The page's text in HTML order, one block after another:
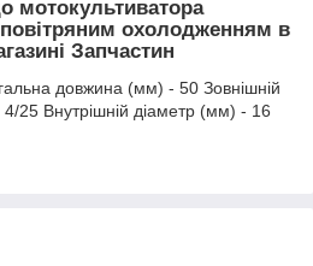
мотокультиватора
охолодженням в
Запчастин
довжина (мм) - 50 Зовнішній
25 Внутрішній діаметр (мм) - 16